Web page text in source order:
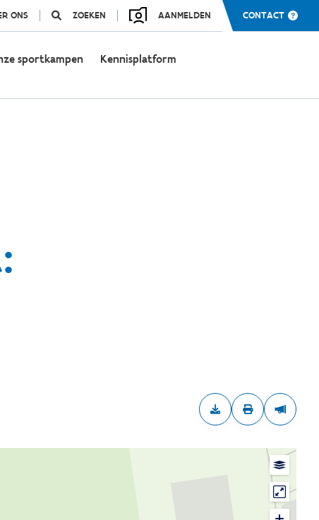
ONS ZOEKEN AANMELDEN CONTACT
sportkampen Kennisplatform